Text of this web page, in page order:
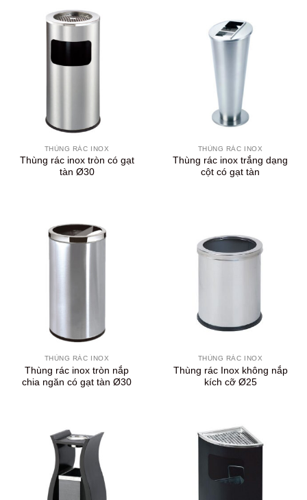
THÙNG RÁC INOX
Thùng rác inox tròn có gạt
tàn Ø30
THÙNG RÁC INOX
Thùng rác inox trắng dạng
cột có gạt tàn
THÙNG RÁC INOX
Thùng rác inox tròn nắp
chia ngăn có gạt tàn Ø30
THÙNG RÁC INOX
Thùng rác Inox không nắp
kích cỡ Ø25